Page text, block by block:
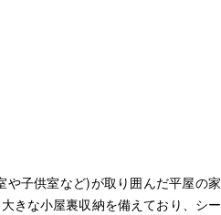
や子供室など)が取り囲んだ平屋の家
きな小屋裏収納を備えており、シー